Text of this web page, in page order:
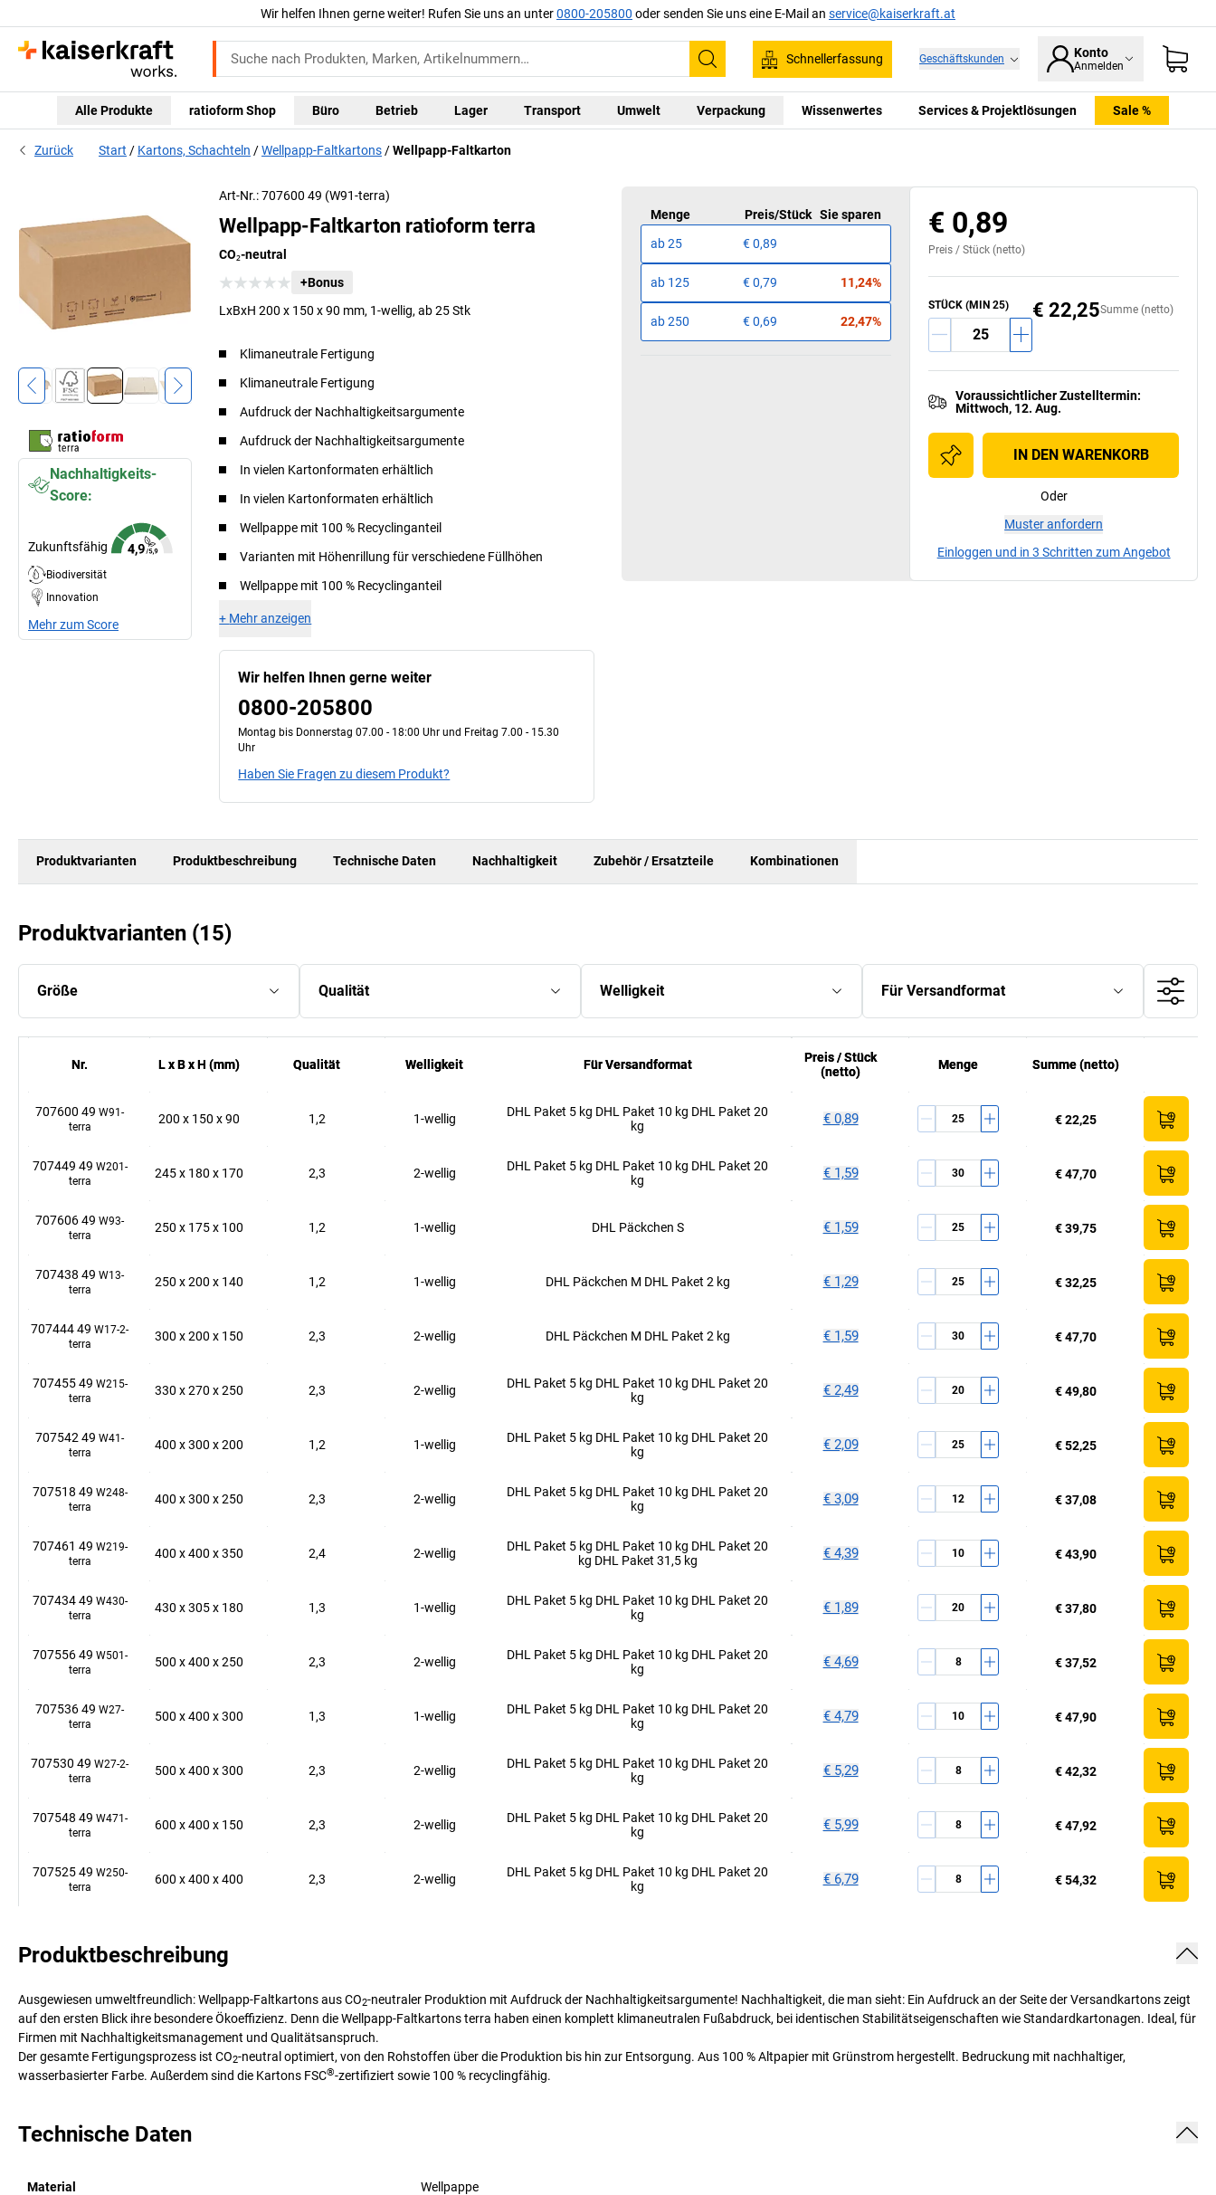
Wir helfen Ihnen gerne weiter! Rufen Sie uns an unter0800-205800 oder senden Sie uns eine E-Mail an service@kaiserkraft.at
Suchen
Schnellerfassung Geschäftskunden Konto
Anmelden
Alle Produkte ratioform Shop Büro Betrieb Lager Transport Umwelt Verpackung Wissenwertes Services & Projektlösungen Sale %
Zurück Start Kartons, Schachteln Wellpapp-Faltkartons Wellpapp-Faltkarton
Nachhaltigkeits-
Score:
Zukunftsfähig
Biodiversität
Innovation
Mehr zum Score
Art-Nr.: 707600 49 (W91-terra)
Wellpapp-Faltkarton ratioform terra
CO₂-neutral
+Bonus
LxBxH 200 x 150 x 90 mm, 1-wellig, ab 25 Stk
Klimaneutrale Fertigung
Klimaneutrale Fertigung
Aufdruck der Nachhaltigkeitsargumente
Aufdruck der Nachhaltigkeitsargumente
In vielen Kartonformaten erhältlich
In vielen Kartonformaten erhältlich
Wellpappe mit 100 % Recyclinganteil
Varianten mit Höhenrillung für verschiedene Füllhöhen
Wellpappe mit 100 % Recyclinganteil
+ Mehr anzeigen
Wir helfen Ihnen gerne weiter
0800-205800
Montag bis Donnerstag 07.00 - 18:00 Uhr und Freitag 7.00 - 15.30
Uhr
Haben Sie Fragen zu diesem Produkt?
Menge Preis/Stück Sie sparen
ab25 € 0,89
ab 125 € 0,79 11,24%
ab250 € 0,69 22,47%
€ 0,89
Preis /Stück (netto)
STÜCK (MIN25) Summe (netto)
€ 22,25
Voraussichtlicher Zustelltermin:
Mittwoch, 12. Aug.
IN DEN WARENKORB
Oder
Muster anfordern
Einloggen und in 3 Schritten zum Angebot
Produktvarianten Produktbeschreibung Technische Daten Nachhaltigkeit Zubehör / Ersatzteile Kombinationen
Produktvarianten (15)
Größe Qualität Welligkeit Für Versandformat
Nr. L x B x H (mm) Qualität Welligkeit Für Versandformat Preis /Stück
(netto)
Menge Summe (netto)
Nr. L x B x H (mm) Qualität Welligkeit Für Versandformat Preis /Stück
(netto)
Menge Summe (netto)
707600 49 W91-
terra
200 x 150 x90 1,2 1-wellig
DHL Paket 5 kg DHL Paket 10 kg DHL Paket 20
kg
€ 0,89 € 22,25
707449 49 W201-
terra
245x 180 x 170 2,3 2-wellig
DHL Paket 5 kg DHL Paket 10 kg DHL Paket 20
kg
€ 1,59 € 47,70
707606 49 W93-
terra
250 x 175x 100 1,2 1-wellig DHL Päckchen S € 1,59 € 39,75
707438 49 W13-
terra
250 x200 x 140 1,2 1-wellig DHL Päckchen M DHL Paket 2 kg € 1,29 € 32,25
707444 49 W17-2-
terra
300 x200 x 150 2,3 2-wellig DHL Päckchen M DHL Paket 2 kg € 1,59 € 47,70
707455 49 W215-
terra
330 x270 x250 2,3 2-wellig
DHL Paket 5 kg DHL Paket 10 kg DHL Paket 20
kg
€ 2,49 € 49,80
707542 49 W41-
terra
400 x300 x200 1,2 1-wellig
DHL Paket 5 kg DHL Paket 10 kg DHL Paket 20
kg
€ 2,09 € 52,25
707518 49 W248-
terra
400 x300 x250 2,3 2-wellig
DHL Paket 5 kg DHL Paket 10 kg DHL Paket 20
kg
€ 3,09 € 37,08
707461 49 W219-
terra
400 x400 x350 2,4 2-wellig
DHL Paket 5 kg DHL Paket 10 kg DHL Paket 20
kg DHL Paket 31,5 kg
€ 4,39 € 43,90
707434 49 W430-
terra
430 x305x 180 1,3 1-wellig
DHL Paket 5 kg DHL Paket 10 kg DHL Paket 20
kg
€ 1,89 € 37,80
707556 49 W501-
terra
500 x400 x250 2,3 2-wellig
DHL Paket 5 kg DHL Paket 10 kg DHL Paket 20
kg
€ 4,69 € 37,52
707536 49 W27-
terra
500 x400 x300 1,3 1-wellig
DHL Paket 5 kg DHL Paket 10 kg DHL Paket 20
kg
€ 4,79 € 47,90
707530 49 W27-2-
terra
500 x400 x300 2,3 2-wellig
DHL Paket 5 kg DHL Paket 10 kg DHL Paket 20
kg
€ 5,29 € 42,32
707548 49 W471-
terra
600 x400 x 150 2,3 2-wellig
DHL Paket 5 kg DHL Paket 10 kg DHL Paket 20
kg
€ 5,99 € 47,92
707525 49 W250-
terra
600 x400 x400 2,3 2-wellig
DHL Paket 5 kg DHL Paket 10 kg DHL Paket 20
kg
€ 6,79 € 54,32
Produktbeschreibung
Ausgewiesen umweltfreundlich: Wellpapp-Faltkartons aus CO2-neutraler Produktion mit Aufdruck der Nachhaltigkeitsargumente! Nachhaltigkeit, die man sieht: Ein Aufdruck an der Seite der Versandkartons zeigt
auf den ersten Blick ihre besondere Ökoeffizienz. Denn die Wellpapp-Faltkartons terra haben einen komplett klimaneutralen Fußabdruck, bei identischen Stabilitätseigenschaften wie Standardkartonagen. Ideal, für
Firmen mit Nachhaltigkeitsmanagement und Qualitätsanspruch.
Der gesamte Fertigungsprozess ist CO2-neutral optimiert, von den Rohstoffen über die Produktion bis hin zur Entsorgung. Aus 100 % Altpapier mit Grünstrom hergestellt. Bedruckung mit nachhaltiger,
wasserbasierter Farbe. Außerdem sind die Kartons FSC®-zertifiziert sowie 100 % recyclingfähig.
Technische Daten
Material Wellpappe